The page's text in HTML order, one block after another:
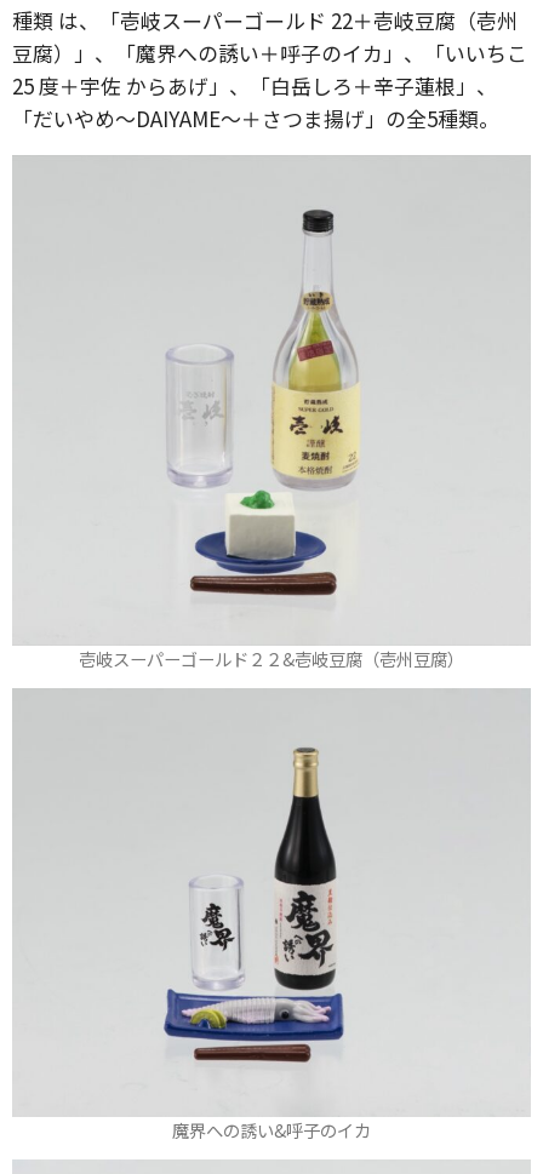
種類 は、「壱岐スーパーゴールド 22＋壱岐豆腐（壱州
豆腐）」、「魔界への誘い＋呼子のイカ」、「いいちこ
25 度＋宇佐 からあげ」、「白岳しろ＋辛子蓮根」、
「だいやめ～DAIYAME～＋さつま揚げ」の全5種類。
壱岐スーパーゴールド２２&壱岐豆腐（壱州豆腐）
魔界への誘い&呼子のイカ